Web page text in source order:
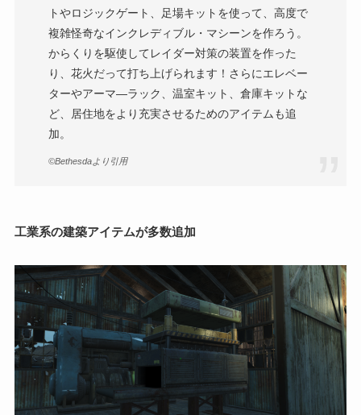
トやロジックゲート、足場キットを使って、高度で
複雑怪奇なインクレディブル・マシーンを作ろう。
からくりを駆使してレイダー対策の装置を作った
り、花火だって打ち上げられます！さらにエレベー
ターやアーマ―ラック、温室キット、倉庫キットな
ど、居住地をより充実させるためのアイテムも追
加。
©Bethesdaより引用
工業系の建築アイテムが多数追加